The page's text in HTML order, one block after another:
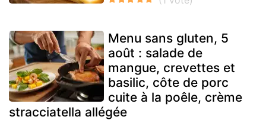
Menu sans gluten, 5
août : salade de
mangue, crevettes et
basilic, côte de porc
cuite à la poêle, crème
stracciatella allégée